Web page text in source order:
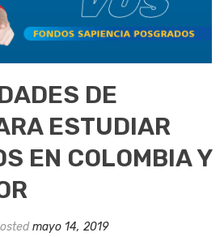
DE
ESTUDIAR
EN COLOMBIA Y
mayo 14, 2019